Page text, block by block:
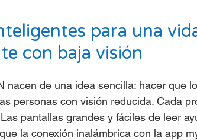
para una
con baja visión
nacen de una idea sencilla: hacer que
personas con visión reducida. Cada
pantallas grandes y fáciles de leer
la conexión inalámbrica con la app